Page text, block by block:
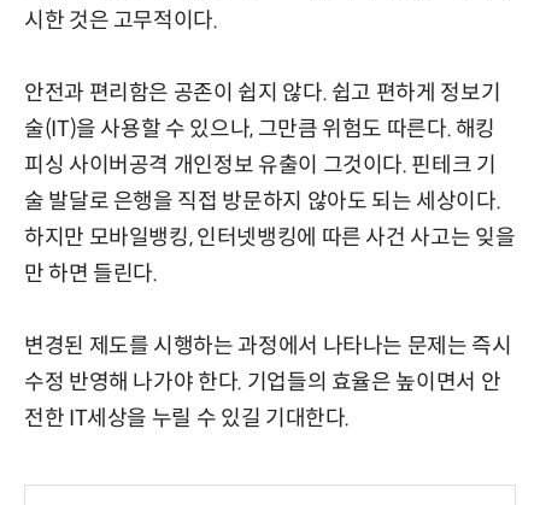
시한 것은 고무적이다.
안전과 편리함은 공존이 쉽지 않다. 쉽고 편하게 정보기
술(IT)을 사용할 수 있으나, 그만큼 위험도 따른다. 해킹
피싱 사이버공격 개인정보 유출이 그것이다. 핀테크 기
술 발달로 은행을 직접 방문하지 않아도 되는 세상이다.
하지만 모바일뱅킹, 인터넷뱅킹에 따른 사건 사고는 잊을
만 하면 들린다.
변경된 제도를 시행하는 과정에서 나타나는 문제는 즉시
수정 반영해 나가야 한다. 기업들의 효율은 높이면서 안
전한 IT세상을 누릴 수 있길 기대한다.